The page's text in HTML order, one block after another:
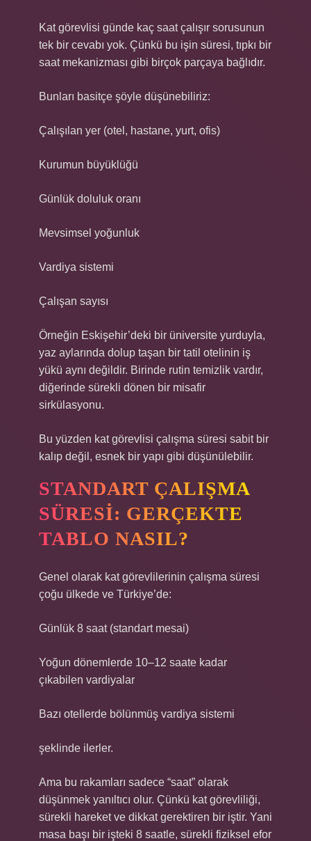
Kat görevlisi günde kaç saat çalışır sorusunun
tek bir cevabı yok. Çünkü bu işin süresi, tıpkı bir
saat mekanizması gibi birçok parçaya bağlıdır.
Bunları basitçe şöyle düşünebiliriz:
Çalışılan yer (otel, hastane, yurt, ofis)
Kurumun büyüklüğü
Günlük doluluk oranı
Mevsimsel yoğunluk
Vardiya sistemi
Çalışan sayısı
Örneğin Eskişehir’deki bir üniversite yurduyla,
yaz aylarında dolup taşan bir tatil otelinin iş
yükü aynı değildir. Birinde rutin temizlik vardır,
diğerinde sürekli dönen bir misafir
sirkülasyonu.
Bu yüzden kat görevlisi çalışma süresi sabit bir
kalıp değil, esnek bir yapı gibi düşünülebilir.
STANDART ÇALIŞMA
SÜRESI: GERÇEKTE
TABLO NASIL?
Genel olarak kat görevlilerinin çalışma süresi
çoğu ülkede ve Türkiye’de:
Günlük 8 saat (standart mesai)
Yoğun dönemlerde 10–12 saate kadar
çıkabilen vardiyalar
Bazı otellerde bölünmüş vardiya sistemi
şeklinde ilerler.
Ama bu rakamları sadece “saat” olarak
düşünmek yanıltıcı olur. Çünkü kat görevliliği,
sürekli hareket ve dikkat gerektiren bir iştir. Yani
masa başı bir işteki 8 saatle, sürekli fiziksel efor